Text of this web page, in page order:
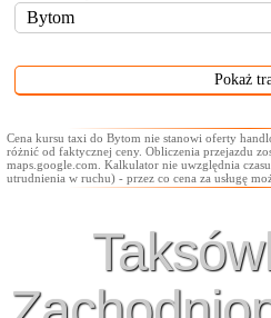
Cena kursu taxi do Bytom nie stanowi oferty
różnić od faktycznej ceny. Obliczenia przejazdu
maps.google.com. Kalkulator nie uwzględnia
utrudnienia w ruchu) - przez co cena za usługę